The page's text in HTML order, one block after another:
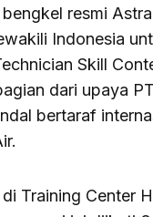
resmi
Indonesia
Skill
dari upaya
bertaraf
Training Center